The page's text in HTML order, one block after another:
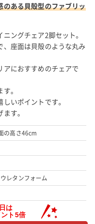
のある貝殻型のファブリッ
ングチェア2脚セット。
座面は貝殻のような丸み
におすすめのチェアで
。
いポイントです。
す。
の高さ46cm
レタンフォーム